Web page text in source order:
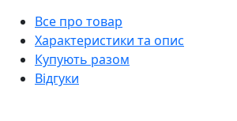
Все про товар
Характеристики та опис
Купують разом
Відгуки